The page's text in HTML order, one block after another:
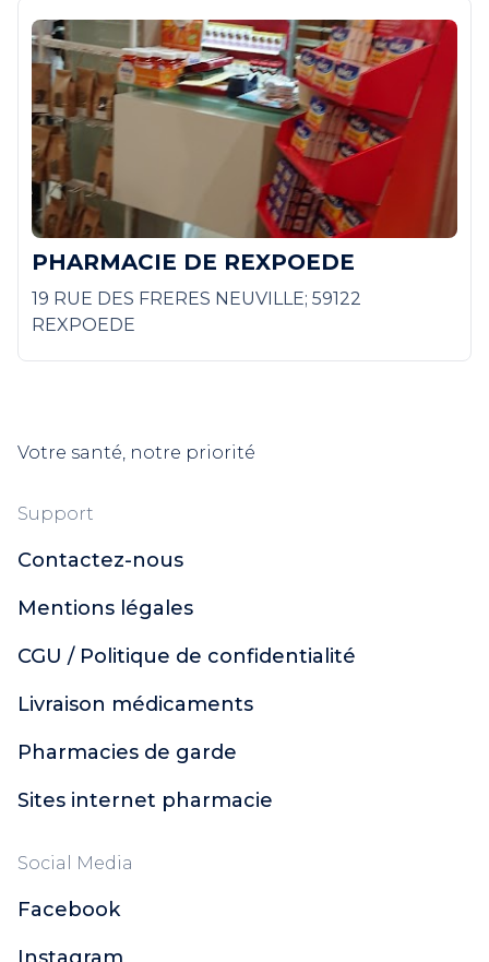
PHARMACIE DE REXPOEDE
19 RUE DES FRERES NEUVILLE; 59122
REXPOEDE
Votre santé, notre priorité
Support
Contactez-nous
Mentions légales
CGU / Politique de confidentialité
Livraison médicaments
Pharmacies de garde
Sites internet pharmacie
Social Media
Facebook